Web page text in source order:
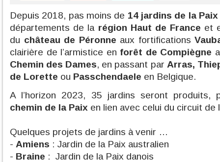
Depuis 2018, pas moins de 14 jardins de la Paix
départements de la région Haut de France et
du château de Péronne aux fortifications
clairière de l’armistice en forêt de Compiègne
Chemin des Dames, en passant par Arras,
de Lorette ou Passchendaele en Belgique.
A l’horizon 2023, 35 jardins seront produits,
chemin de la Paix en lien avec celui du circuit de
Quelques projets de jardins à venir …
- Amiens : Jardin de la Paix australien
- Braine : Jardin de la Paix danois